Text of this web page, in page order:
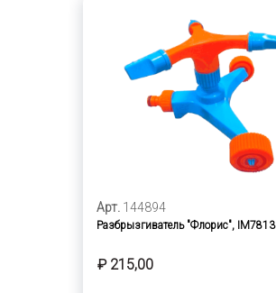
Арт. 144894
Разбрызгиватель "Флорис", IM7813
₽ 215,00